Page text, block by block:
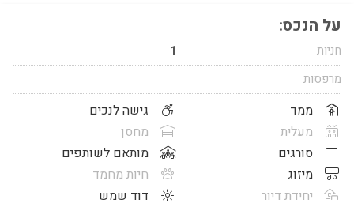
על הנכס:
חניות
1
מרפסות
ממד
מעלית
סורגים
מיזוג
יחידת דיור
גישה לנכים
מחסן
מותאם לשותפים
חיות מחמד
דוד שמש